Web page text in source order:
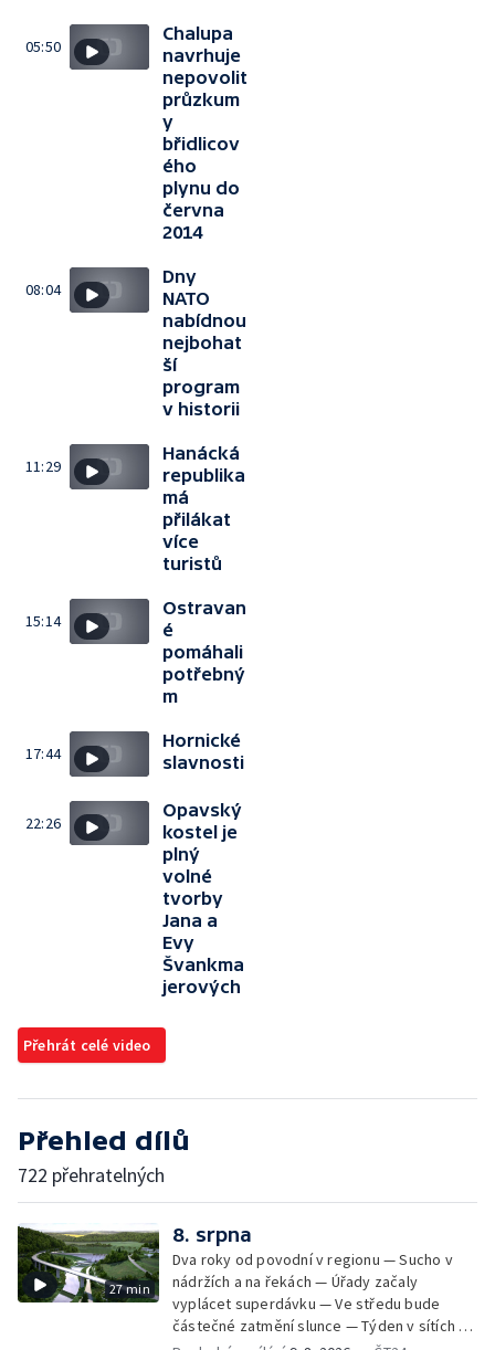
05:50
Chalupa
navrhuje
nepovolit
průzkum
y
břidlicov
ého
plynu do
června
2014
08:04
Dny
NATO
nabídnou
nejbohat
ší
program
v historii
11:29
Hanácká
republika
má
přilákat
více
turistů
15:14
Ostravan
é
pomáhali
potřebný
m
17:44
Hornické
slavnosti
22:26
Opavský
kostel je
plný
volné
tvorby
Jana a
Evy
Švankma
jerových
Přehrát celé video
Přehled dílů
722 přehratelných
27 min
8. srpna
Dva roky od povodní v regionu — Sucho v
nádržích a na řekách — Úřady začaly
vyplácet superdávku — Ve středu bude
částečné zatmění slunce — Týden v sítích —